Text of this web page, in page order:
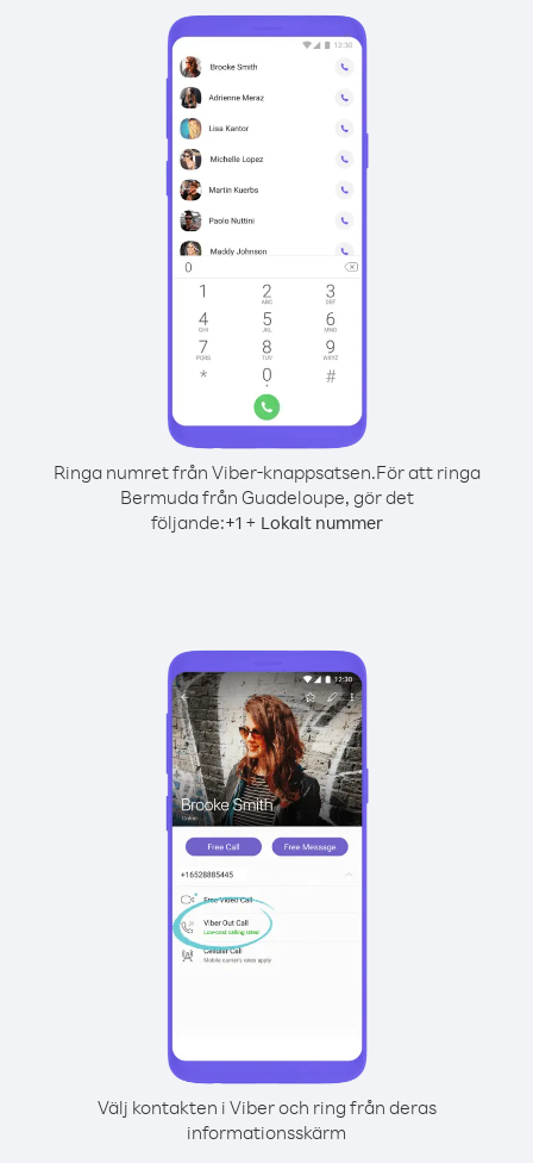
Ringa numret från Viber-knappsatsen.För att ringa
Bermuda från Guadeloupe, gör det
följande:+1+ Lokalt nummer
Välj kontakten i Viber och ring från deras
informationsskärm